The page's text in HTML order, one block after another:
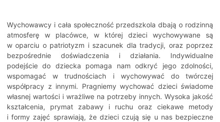
Wychowawcy i cała społeczność przedszkola dbają o rodzinną
atmosferę w placówce, w której dzieci wychowywane są
w oparciu o patriotyzm i szacunek dla tradycji, oraz poprzez
bezpośrednie doświadczenia i działania. Indywidualne
podejście do dziecka pomaga nam odkryć jego zdolności,
wspomagać w trudnościach i wychowywać do twórczej
współpracy z innymi. Pragniemy wychować dzieci świadome
własnej wartości i wrażliwe na potrzeby innych. Wysoka jakość
kształcenia, prymat zabawy i ruchu oraz ciekawe metody
i formy zajęć sprawiają, że dzieci czują się u nas bezpieczne